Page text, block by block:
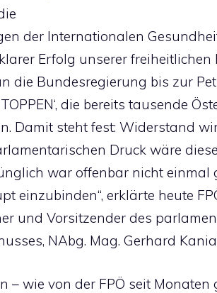
der Internationalen
Erfolg unserer freiheitlichen
die Bundesregierung bis zur
die bereits tausende
Damit steht fest: Widerstand
Druck wäre
war offenbar nicht einmal
einzubinden“, erklärte heute
und Vorsitzender des
NAbg. Mag. Gerhard
– wie von der FPÖ seit Monaten